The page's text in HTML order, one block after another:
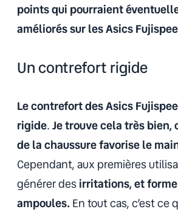
points qui pourraient
améliorés sur les Asics
Un contrefort rigide
Le contrefort des Asics
rigide.Je trouve cela très bien,
de la chaussure favorise le
Cependant, aux premières
générer desirritations, et
ampoules. En tout cas, c’est ce